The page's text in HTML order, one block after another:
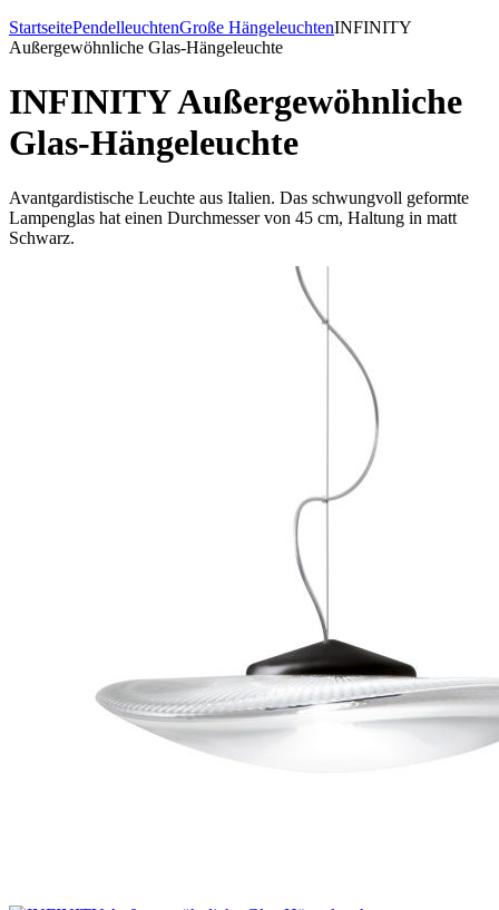
StartseitePendelleuchtenGroße HängeleuchtenINFINITY
Außergewöhnliche Glas-Hängeleuchte
INFINITY Außergewöhnliche
Glas-Hängeleuchte
Avantgardistische Leuchte aus Italien. Das schwungvoll geformte
Lampenglas hat einen Durchmesser von 45 cm, Haltung in matt
Schwarz.